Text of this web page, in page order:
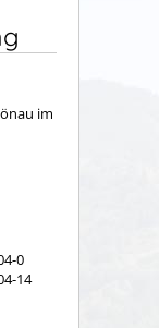
im
0
14